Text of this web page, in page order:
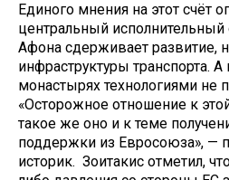
Единого мнения на этот счёт
центральный исполнительный
Афона сдерживает развитие,
инфраструктуры транспорта.
монастырях технологиями не
«Осторожное отношение к
такое же оно и к теме
поддержки из Евросоюза», —
историк. Зоитакис отметил,